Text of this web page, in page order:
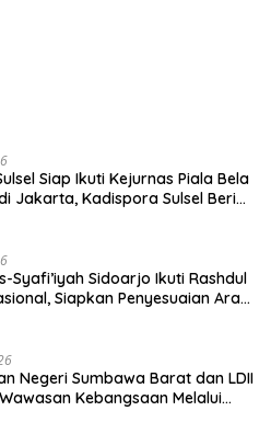
Siap Ikuti Kejurnas Piala Bela
Jakarta, Kadispora Sulsel Beri
Syafi’iyah Sidoarjo Ikuti Rashdul
Siapkan Penyesuaian Arah
Negeri Sumbawa Barat dan LDII
Kebangsaan Melalui